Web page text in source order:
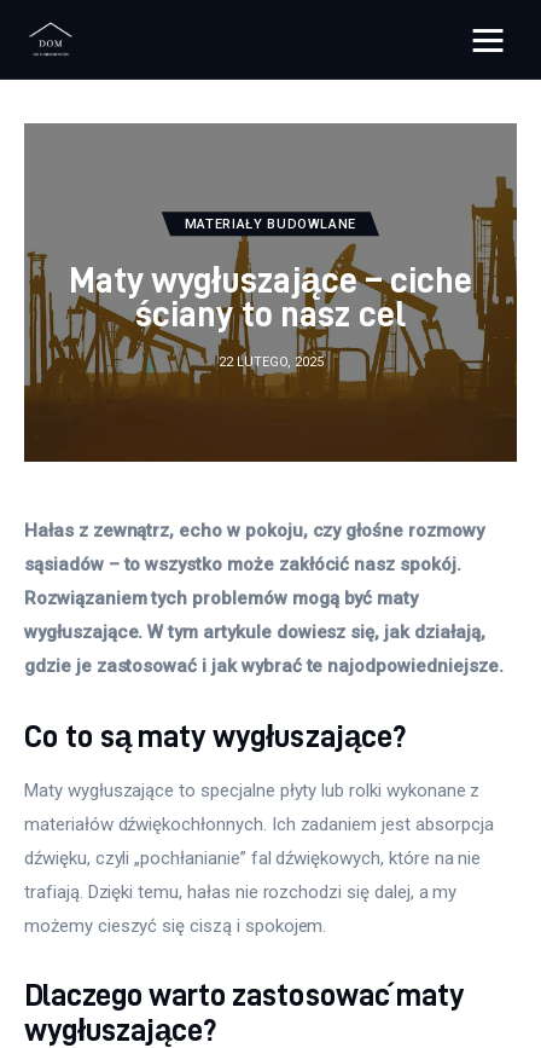
Bloggers Unite
Materiały budowlane
Meble
Ściany
Oświetlenie
Remont
Meble
Więcej
MATERIAŁY BUDOWLANE
Maty wygłuszające – ciche
ściany to nasz cel
22 LUTEGO, 2025
Hałas z zewnątrz, echo w pokoju, czy głośne rozmowy
sąsiadów – to wszystko może zakłócić nasz spokój.
Rozwiązaniem tych problemów mogą być maty
wygłuszające. W tym artykule dowiesz się, jak działają,
gdzie je zastosować i jak wybrać te najodpowiedniejsze.
Co to są maty wygłuszające?
Maty wygłuszające to specjalne płyty lub rolki wykonane z
materiałów dźwiękochłonnych. Ich zadaniem jest absorpcja
dźwięku, czyli „pochłanianie” fal dźwiękowych, które na nie
trafiają. Dzięki temu, hałas nie rozchodzi się dalej, a my
możemy cieszyć się ciszą i spokojem.
Dlaczego warto zastosować maty
wygłuszające?